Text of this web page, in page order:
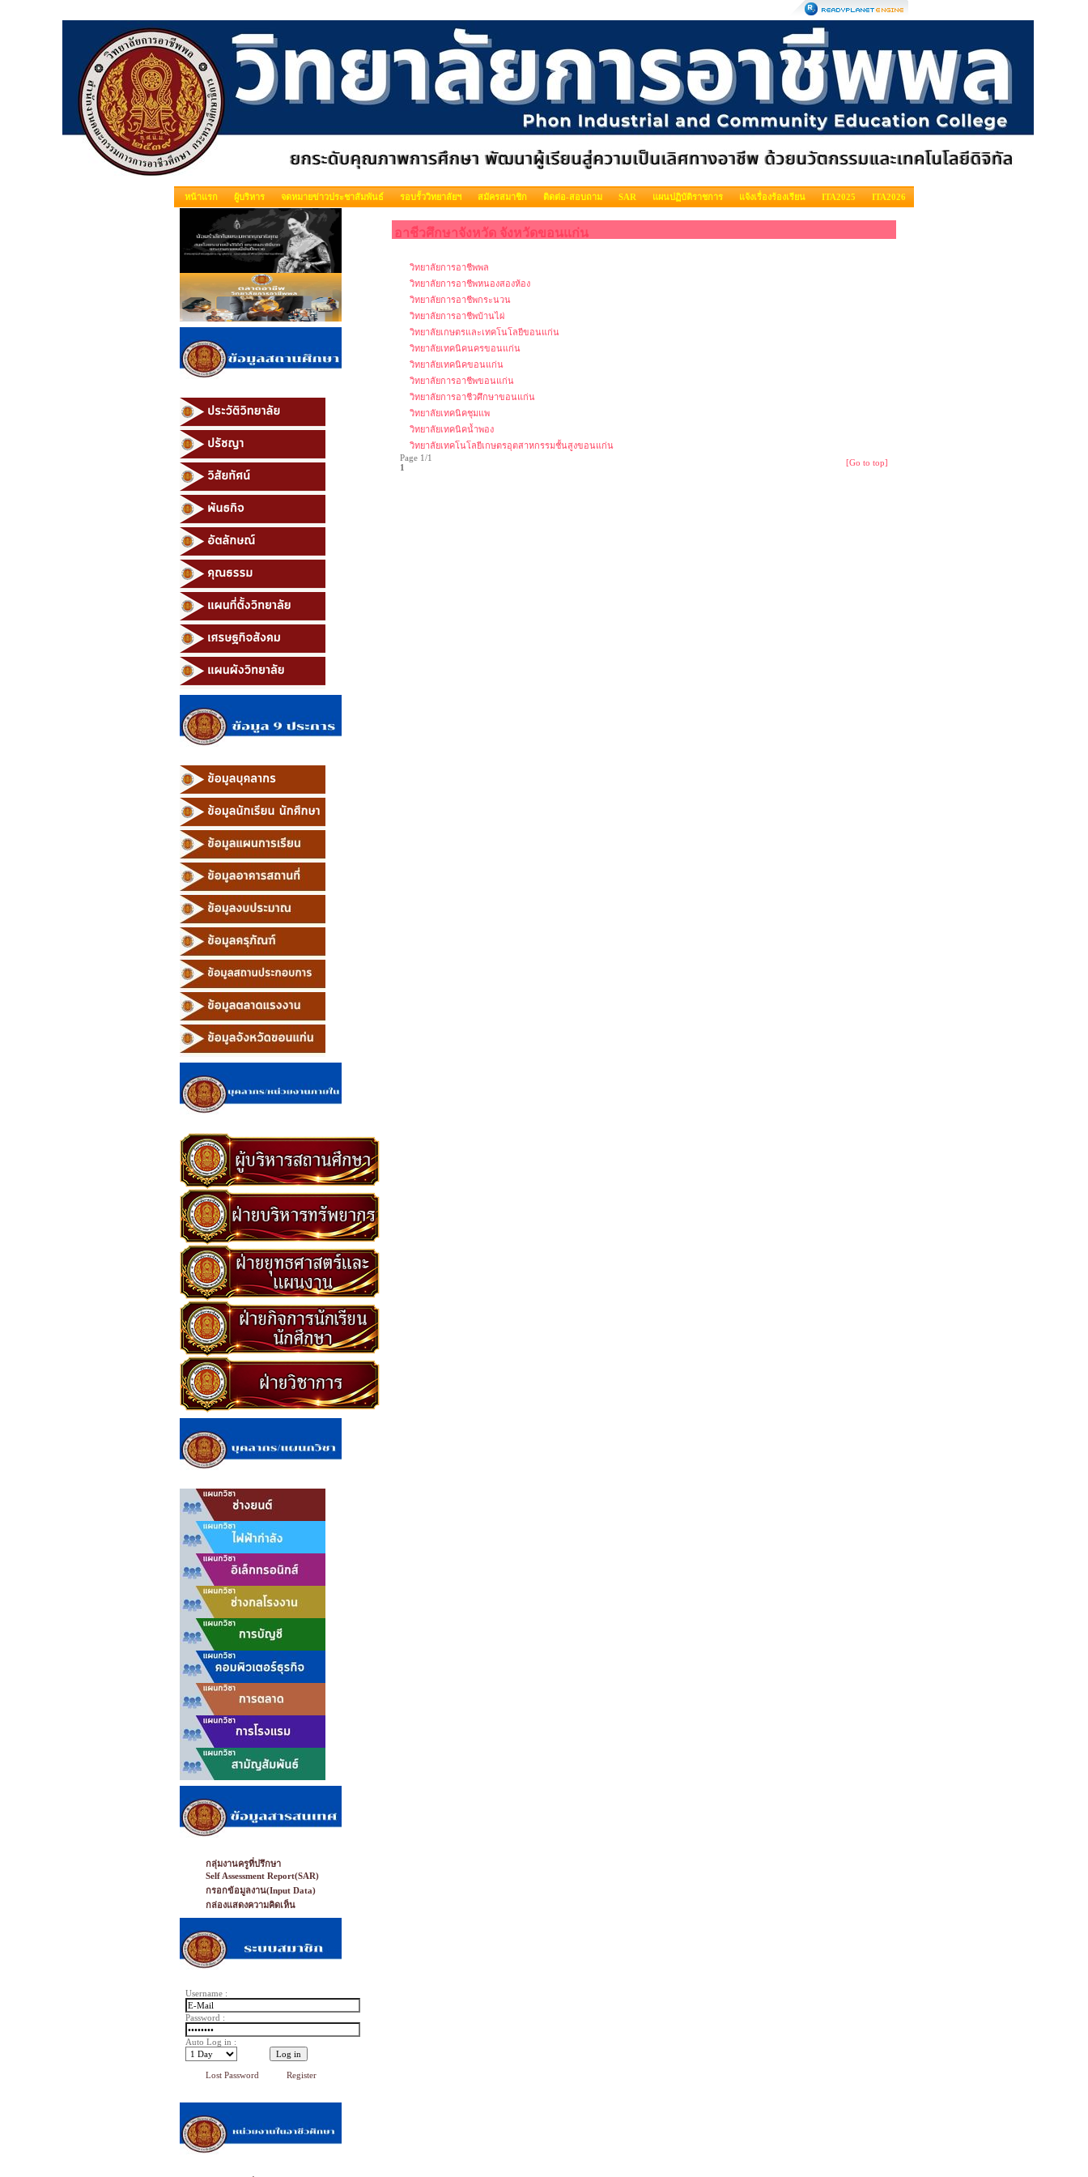
หน้าแรก ผู้บริหาร จดหมายข่าวประชาสัมพันธ์ รอบรั้ววิทยาลัยฯ สมัครสมาชิก ติดต่อ-สอบถาม SAR แผนปฏิบัติราชการ แจ้งเรื่องร้องเรียน ITA2025 ITA2026
กลุ่มงานครูที่ปรึกษา
Self Assessment Report(SAR)
กรอกข้อมูลงาน(Input Data)
กล่องแสดงความคิดเห็น
Username :
Password :
Auto Log in :
Lost Password Register
อาชีวศึกษาจังหวัด จังหวัดขอนแก่น
วิทยาลัยการอาชีพพล
วิทยาลัยการอาชีพหนองสองห้อง
วิทยาลัยการอาชีพกระนวน
วิทยาลัยการอาชีพบ้านไผ่
วิทยาลัยเกษตรและเทคโนโลยีขอนแก่น
วิทยาลัยเทคนิคนครขอนแก่น
วิทยาลัยเทคนิคขอนแก่น
วิทยาลัยการอาชีพขอนแก่น
วิทยาลัยการอาชีวศึกษาขอนแก่น
วิทยาลัยเทคนิคชุมแพ
วิทยาลัยเทคนิคน้ำพอง
วิทยาลัยเทคโนโลยีเกษตรอุตสาหกรรมชั้นสูงขอนแก่น
Page 1/1
1
[Go to top]